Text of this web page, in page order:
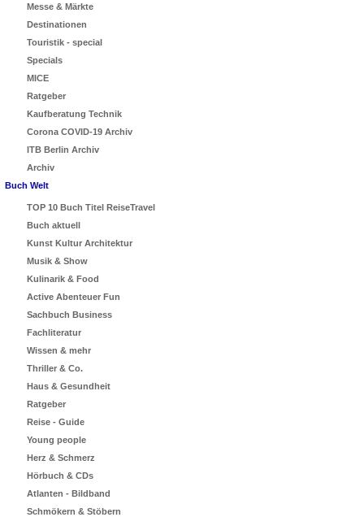
Messe & Märkte
Destinationen
Touristik - special
Specials
MICE
Ratgeber
Kaufberatung Technik
Corona COVID-19 Archiv
ITB Berlin Archiv
Archiv
Buch Welt
TOP 10 Buch Titel ReiseTravel
Buch aktuell
Kunst Kultur Architektur
Musik & Show
Kulinarik & Food
Active Abenteuer Fun
Sachbuch Business
Fachliteratur
Wissen & mehr
Thriller & Co.
Haus & Gesundheit
Ratgeber
Reise - Guide
Young people
Herz & Schmerz
Hörbuch & CDs
Atlanten - Bildband
Schmökern & Stöbern